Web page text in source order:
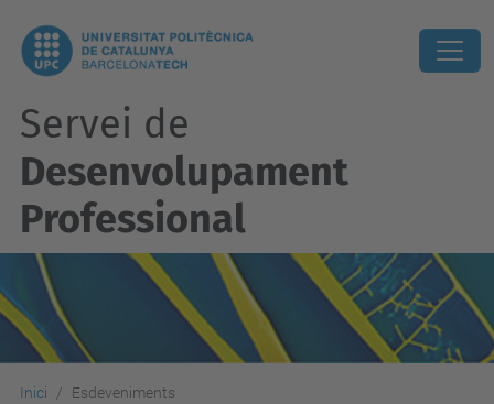
Servei de
Desenvolupament
Professional
Inici Esdeveniments